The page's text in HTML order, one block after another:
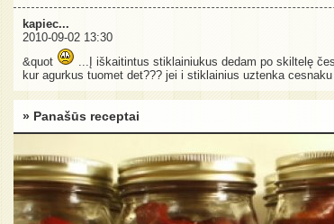
kapiec...
2010-09-02 13:30
&quot
...Į iškaitintus stiklainiukus dedam po skiltelę
kur agurkus tuomet det??? jei i stiklainius uztenka
» Panašūs receptai